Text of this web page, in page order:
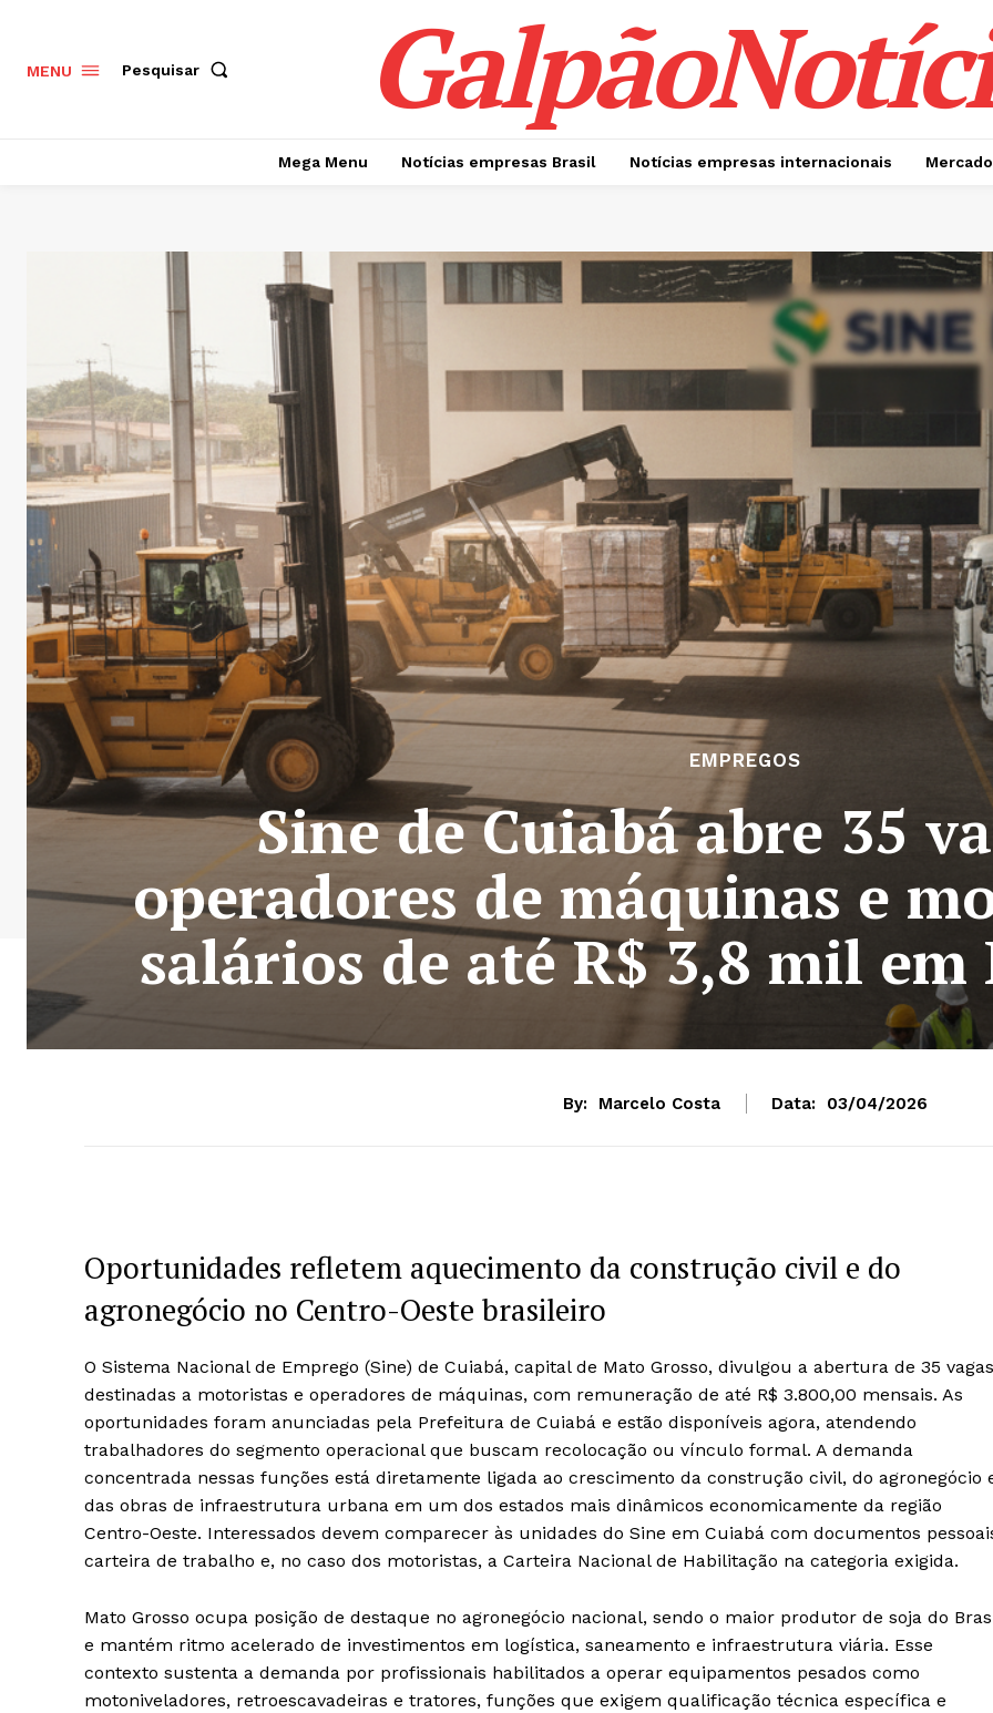
MENU Pesquisar
Mega Menu Notícias empresas Brasil Notícias empresas internacionais Mercado
EMPREGOS
Sine de Cuiabá abre 35
operadores de máquinas e
salários de até R$ 3,8 mil em
By: Marcelo Costa Data: 03/04/2026
Oportunidades refletem aquecimento da construção civil e do
agronegócio no Centro-Oeste brasileiro
O Sistema Nacional de Emprego (Sine) de Cuiabá, capital de Mato Grosso, divulgou a abertura de 35 vagas
destinadas a motoristas e operadores de máquinas, com remuneração de até R$ 3.800,00 mensais. As
oportunidades foram anunciadas pela Prefeitura de Cuiabá e estão disponíveis agora, atendendo
trabalhadores do segmento operacional que buscam recolocação ou vínculo formal. A demanda
concentrada nessas funções está diretamente ligada ao crescimento da construção civil, do agronegócio
das obras de infraestrutura urbana em um dos estados mais dinâmicos economicamente da região
Centro-Oeste. Interessados devem comparecer às unidades do Sine em Cuiabá com documentos
carteira de trabalho e, no caso dos motoristas, a Carteira Nacional de Habilitação na categoria exigida.
Mato Grosso ocupa posição de destaque no agronegócio nacional, sendo o maior produtor de soja do
e mantém ritmo acelerado de investimentos em logística, saneamento e infraestrutura viária. Esse
contexto sustenta a demanda por profissionais habilitados a operar equipamentos pesados como
motoniveladores, retroescavadeiras e tratores, funções que exigem qualificação técnica específica e